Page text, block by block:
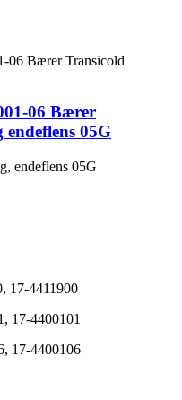
06 Bærer
05G
endeflens 05G
17-4411900
17-4400101
17-4400106